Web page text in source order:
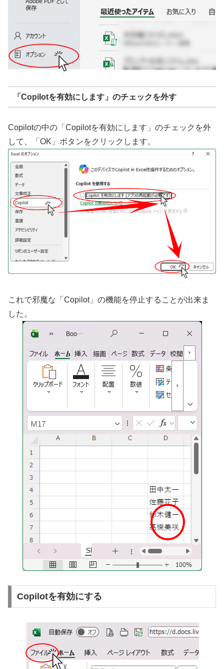
「Copilotを有効にします」のチェックを外す
Copilotの中の「Copilotを有効にします」のチェックを外
して、「OK」ボタンをクリックします。
これで邪魔な「Copilot」の機能を停止することが出来ま
した。
Copilotを有効にする